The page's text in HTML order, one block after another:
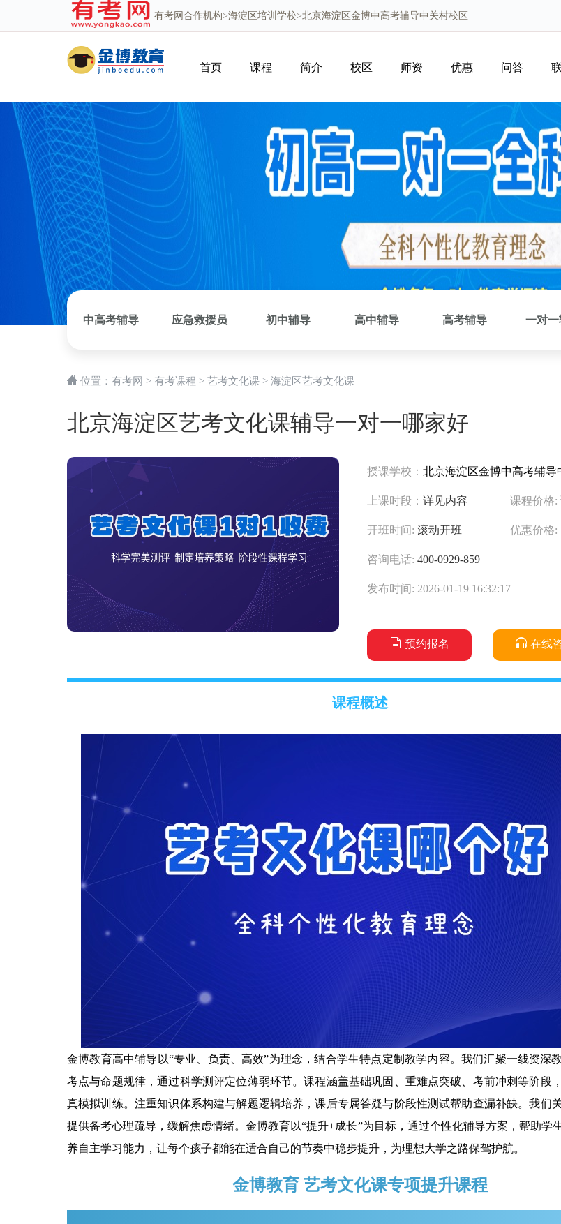
有考网 合作机构>海淀区培训学校>北京海淀区金博中高考辅导中关村校区
首页 课程 简介 校区 师资 优惠 问答
中高考辅导 应急救援员 初中辅导 高中辅导 高考辅导 一对
位置： 有考网 > 有考课程 > 艺考文化课 > 海淀区艺考文化课
北京海淀区艺考文化课辅导一对一哪家好
授课学校： 北京海淀区金博中高考辅导
上课时段： 详见内容 课程价格:
开班时间: 滚动开班 优惠价格:
咨询电话: 400-0929-859
发布时间: 2026-01-19 16:32:17
预约报名 在线
课程概述
金博教育高中辅导以“专业、负责、高效”为理念，结合学生特点定制教学内容。我们汇聚一线资深
考点与命题规律，通过科学测评定位薄弱环节。课程涵盖基础巩固、重难点突破、考前冲刺等阶段
真模拟训练。注重知识体系构建与解题逻辑培养，课后专属答疑与阶段性测试帮助查漏补缺。我们
提供备考心理疏导，缓解焦虑情绪。金博教育以“提升+成长”为目标，通过个性化辅导方案，帮助学
养自主学习能力，让每个孩子都能在适合自己的节奏中稳步提升，为理想大学之路保驾护航。
金博教育 艺考文化课专项提升课程